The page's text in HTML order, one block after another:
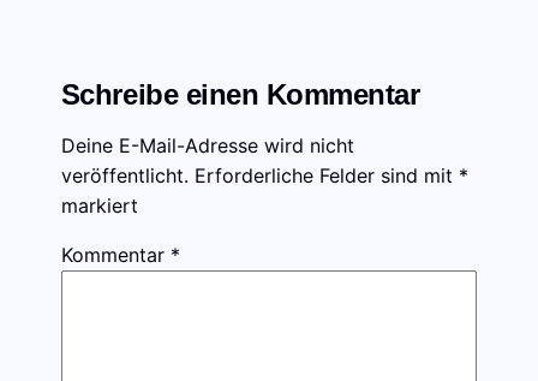
Schreibe einen Kommentar
Deine E-Mail-Adresse wird nicht
veröffentlicht. Erforderliche Felder sind mit *
markiert
Kommentar *